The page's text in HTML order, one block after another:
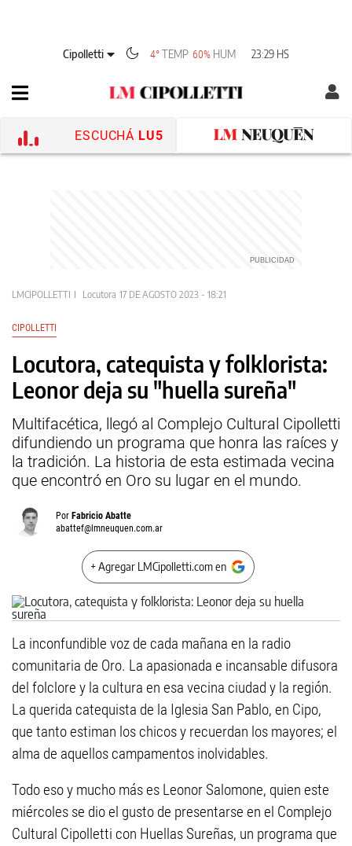
Cipolletti 4°TEMP 60% HUM 23:29 HS
ESCUCHÁ LU5
LMCIPOLLETTI Locutora 17 DE AGOSTO 2023 - 18:21
CIPOLLETTI
Locutora, catequista y folklorista:
Leonor deja su "huella sureña"
Multifacética, llegó al Complejo Cultural Cipolletti
difundiendo un programa que honra las raíces y
la tradición. La historia de esta estimada vecina
que encontró en Oro su lugar en el mundo.
Por Fabricio Abatte
abattef@lmneuquen.com.ar
+ Agregar LMCipolletti.com en
La inconfundible voz de cada mañana en la radio
comunitaria de Oro. La apasionada e incansable difusora
del folclore y la cultura en esa vecina ciudad y la región.
La querida catequista de la Iglesia San Pablo, en Cipo,
que tanto estiman los chicos y recuerdan los mayores; el
alma de aquellos campamentos inolvidables.
Todo eso y mucho más es Leonor Salomone, quien este
miércoles se dio el gusto de presentarse en el Complejo
Cultural Cipolletti con Huellas Sureñas, un programa que